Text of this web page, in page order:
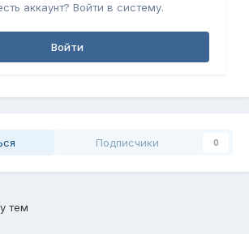
аккаунт? Войти в систему.
Войти
Подписчики 0
тем